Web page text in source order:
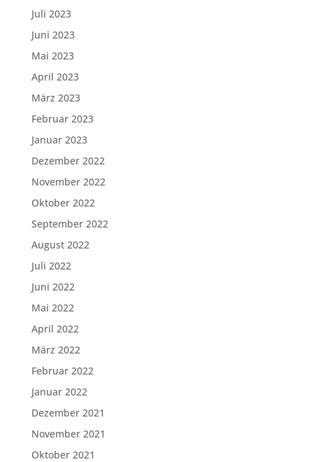
Juli 2023
Juni 2023
Mai 2023
April 2023
März 2023
Februar 2023
Januar 2023
Dezember 2022
November 2022
Oktober 2022
September 2022
August 2022
Juli 2022
Juni 2022
Mai 2022
April 2022
März 2022
Februar 2022
Januar 2022
Dezember 2021
November 2021
Oktober 2021